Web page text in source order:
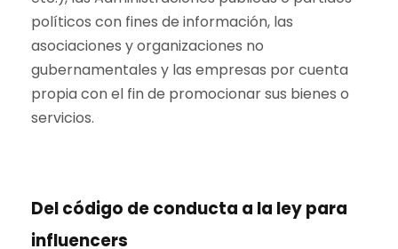
políticos con fines de información, las
asociaciones y organizaciones no
gubernamentales y las empresas por cuenta
propia con el fin de promocionar sus bienes o
servicios.
Del código de conducta a la ley para
influencers